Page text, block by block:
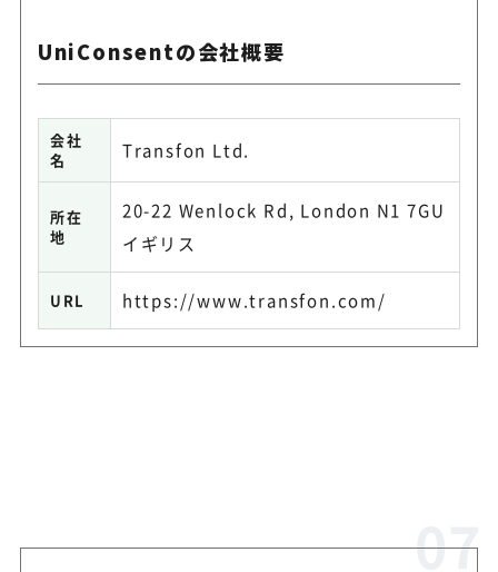
UniConsentの会社概要
会社
名
Transfon Ltd.
所在
地
20-22 Wenlock Rd, London N1 7GU
イギリス
URL https://www.transfon.com/